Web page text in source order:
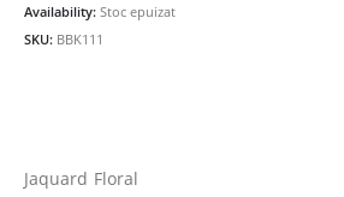
33.00lei.
Availability: Stoc epuizat
SKU: BBK111
Jaquard Floral